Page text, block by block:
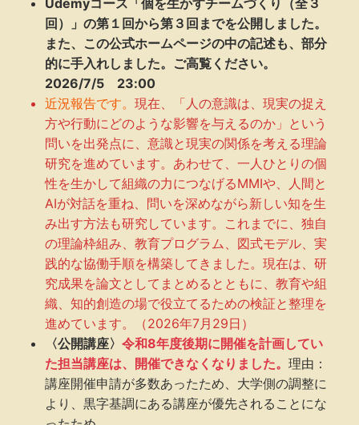
Udemyコース「個を生かすチームづくり（全３
回）」の第１回から第３回までを公開しました。
また、この公式ホームページの中の記述も、部分
的に手入れしました。ご高覧ください。
2026/7/5 23:00
近況報告です。 現在、「人の意識は、現実の捉え
方や行動にどのような影響を与えるのか」という
問いを出発点に、意識と現実の関係を考える理論
研究を進めています。あわせて、一人ひとりの個
性を生かして組織の力につなげるMMIや、人間と
AIが対話を重ね、問いを深めながら新しい知を生
み出す方法も研究しています。これまでに、独自
の理論枠組み、教育プログラム、図式モデル、実
践的な協働手順を構築してきました。現在は、研
究成果を論文としてまとめるとともに、教育や組
織、知的創造の場で役立てるための検証と整理を
進めています。（2026年7月29日）
〈公開講座〉 令和8年度後期に開催を計画してい
た担当講座は、開催できなくなりました。 理由：
講座開催申請が多数あったため、大学側の調整に
より、黒字基調にある講座が優先されることにな